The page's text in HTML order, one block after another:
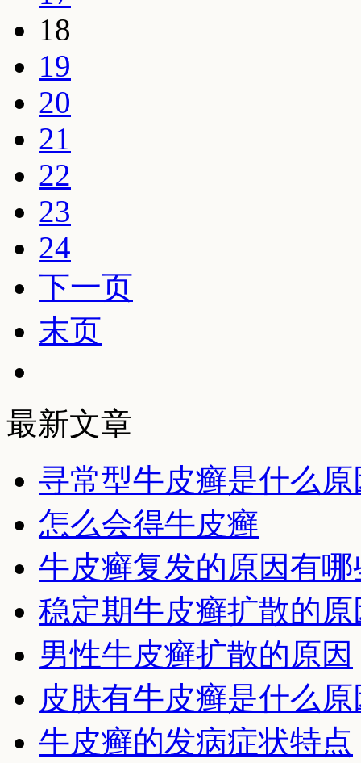
18
19
20
21
22
23
24
下一页
末页
最新文章
寻常型牛皮癣是什么
怎么会得牛皮癣
牛皮癣复发的原因有哪
稳定期牛皮癣扩散的
男性牛皮癣扩散的原因
皮肤有牛皮癣是什么原
牛皮癣的发病症状特点